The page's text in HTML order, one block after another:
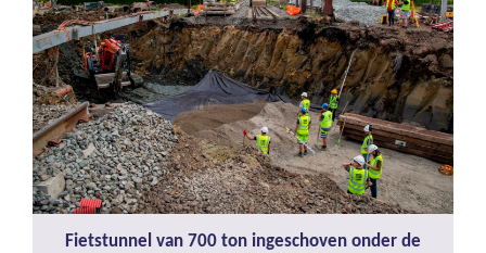
Fietstunnel van 700 ton ingeschoven onder de